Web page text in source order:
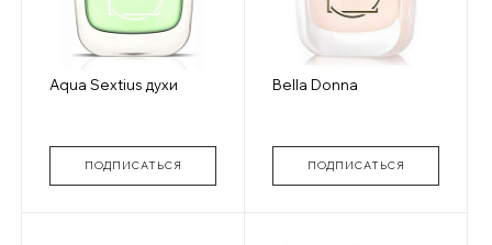
Aqua Sextius духи
ПОДПИСАТЬСЯ
Bella Donna
ПОДПИСАТЬСЯ